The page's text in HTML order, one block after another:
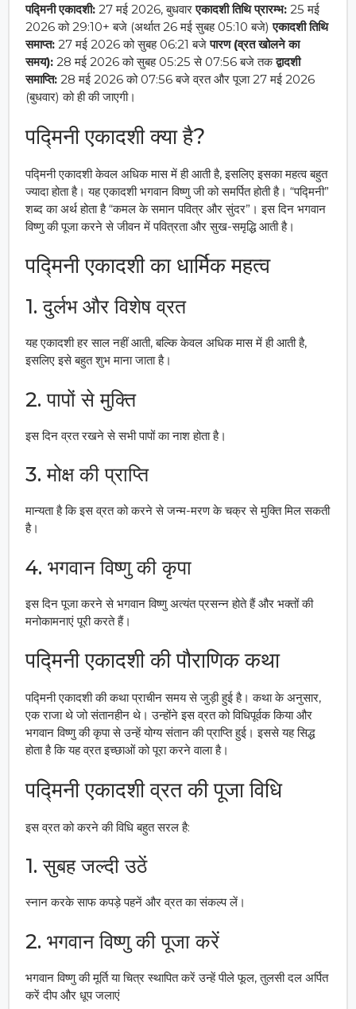
पद्मिनी एकादशी: 27 मई 2026, बुधवारएकादशी तिथि प्रारम्भ: 25 मई
2026 को 29:10+ बजे (अर्थात 26 मई सुबह 05:10 बजे)एकादशी तिथि
समाप्त: 27 मई 2026 को सुबह 06:21 बजेपारण (व्रत खोलने का
समय): 28 मई 2026 को सुबह 05:25 से 07:56 बजे तकद्वादशी
समाप्ति: 28 मई 2026 को 07:56 बजे व्रत और पूजा 27 मई 2026
(बुधवार) को ही की जाएगी।
पद्मिनी एकादशी क्या है?
पद्मिनी एकादशी केवल अधिक मास में ही आती है, इसलिए इसका महत्व बहुत
ज्यादा होता है। यह एकादशी भगवान विष्णु जी को समर्पित होती है। “पद्मिनी”
शब्द का अर्थ होता है “कमल के समान पवित्र और सुंदर”। इस दिन भगवान
विष्णु की पूजा करने से जीवन में पवित्रता और सुख-समृद्धि आती है।
पद्मिनी एकादशी का धार्मिक महत्व
1. दुर्लभ और विशेष व्रत
यह एकादशी हर साल नहीं आती, बल्कि केवल अधिक मास में ही आती है,
इसलिए इसे बहुत शुभ माना जाता है।
2. पापों से मुक्ति
इस दिन व्रत रखने से सभी पापों का नाश होता है।
3. मोक्ष की प्राप्ति
मान्यता है कि इस व्रत को करने से जन्म-मरण के चक्र से मुक्ति मिल सकती
है।
4. भगवान विष्णु की कृपा
इस दिन पूजा करने से भगवान विष्णु अत्यंत प्रसन्न होते हैं और भक्तों की
मनोकामनाएं पूरी करते हैं।
पद्मिनी एकादशी की पौराणिक कथा
पद्मिनी एकादशी की कथा प्राचीन समय से जुड़ी हुई है। कथा के अनुसार,
एक राजा थे जो संतानहीन थे। उन्होंने इस व्रत को विधिपूर्वक किया और
भगवान विष्णु की कृपा से उन्हें योग्य संतान की प्राप्ति हुई। इससे यह सिद्ध
होता है कि यह व्रत इच्छाओं को पूरा करने वाला है।
पद्मिनी एकादशी व्रत की पूजा विधि
इस व्रत को करने की विधि बहुत सरल है:
1. सुबह जल्दी उठें
स्नान करके साफ कपड़े पहनें और व्रत का संकल्प लें।
2. भगवान विष्णु की पूजा करें
भगवान विष्णु की मूर्ति या चित्र स्थापित करें उन्हें पीले फूल, तुलसी दल अर्पित
करें दीप और धूप जलाएं